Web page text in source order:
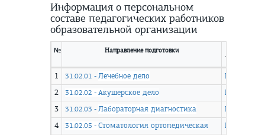
Информация о персональном
составе педагогических работников
образовательной организации
№ Направление подготовки
перечень
1 31.02.01 - Лечебное дело
2
31.02.02 - Акушерское дело
3
31.02.03 - Лабораторная диагностика
4
31.02.05 - Стоматология ортопедическая